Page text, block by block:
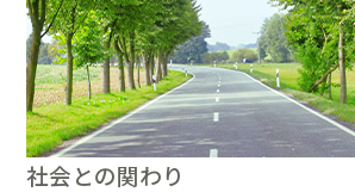
社会との関わり